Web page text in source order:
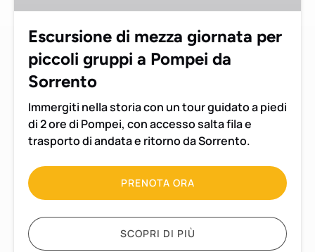
gruppi
Pompei
Sorrento
Escursione di mezza giornata per
piccoli gruppi a Pompei da
Sorrento
Immergiti nella storia con un tour guidato a piedi
di 2 ore di Pompei, con accesso salta fila e
trasporto di andata e ritorno da Sorrento.
PRENOTA ORA
SCOPRI DI PIÙ